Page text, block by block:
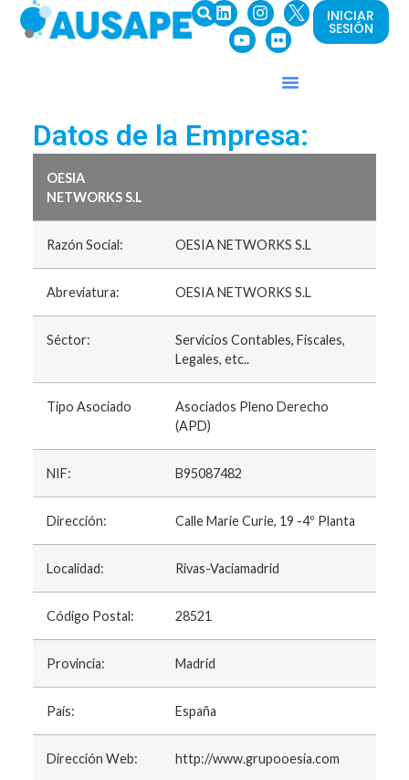
INICIAR
SESIÓN
Datos de la Empresa:
OESIA
NETWORKS S.L
Razón Social: OESIA NETWORKS S.L
Abreviatura: OESIA NETWORKS S.L
Séctor:
Servicios Contables, Fiscales,
Legales, etc..
Tipo Asociado
Asociados Pleno Derecho
(APD)
NIF: B95087482
Dirección: Calle Marie Curie, 19 -4º Planta
Localidad: Rivas-Vaciamadrid
Código Postal: 28521
Provincia: Madrid
País: España
Dirección Web: http://www.grupooesia.com